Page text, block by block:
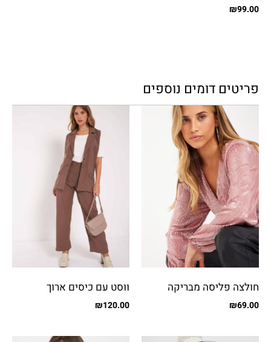
₪99.00
פריטים דומים נוספים
חולצה פליסה מבריקה
₪69.00
ווסט עם כיסים ארוך
₪120.00